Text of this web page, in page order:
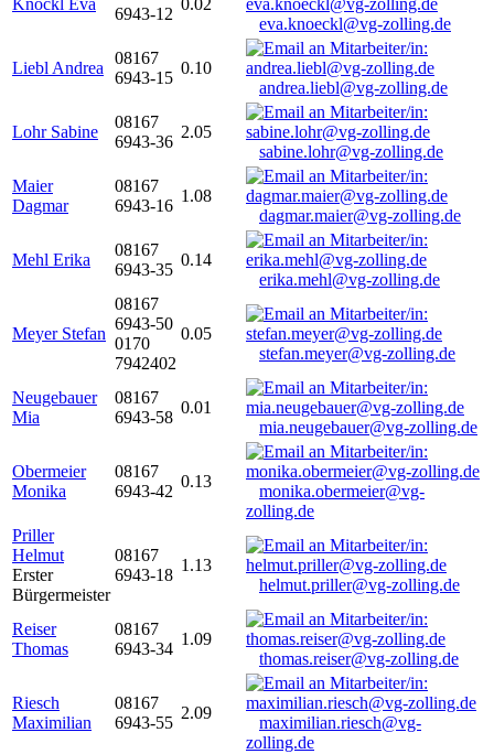
Knöckl Eva
6943-12
0.02
eva.knoeckl@vg-zolling.de
Liebl Andrea
08167
6943-15
0.10
andrea.liebl@vg-zolling.de
Lohr Sabine
08167
6943-36
2.05
sabine.lohr@vg-zolling.de
Maier
Dagmar
08167
6943-16
1.08
dagmar.maier@vg-zolling.de
Mehl Erika
08167
6943-35
0.14
erika.mehl@vg-zolling.de
Meyer Stefan
08167
6943-50
0170
7942402
0.05
stefan.meyer@vg-zolling.de
Neugebauer
Mia
08167
6943-58
0.01
mia.neugebauer@vg-zolling.de
Obermeier
Monika
08167
6943-42
0.13
monika.obermeier@vg-
zolling.de
Priller
Helmut
Erster
Bürgermeister
08167
6943-18
1.13
helmut.priller@vg-zolling.de
Reiser
Thomas
08167
6943-34
1.09
thomas.reiser@vg-zolling.de
Riesch
Maximilian
08167
6943-55
2.09
maximilian.riesch@vg-
zolling.de